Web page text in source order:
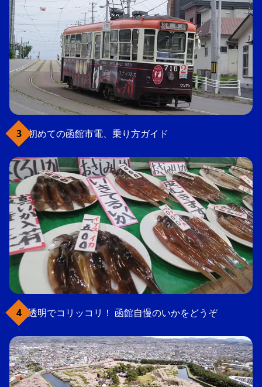
初めての函館市電、乗り方ガイド
透明でコリッコリ！ 函館自慢のいかをどうぞ